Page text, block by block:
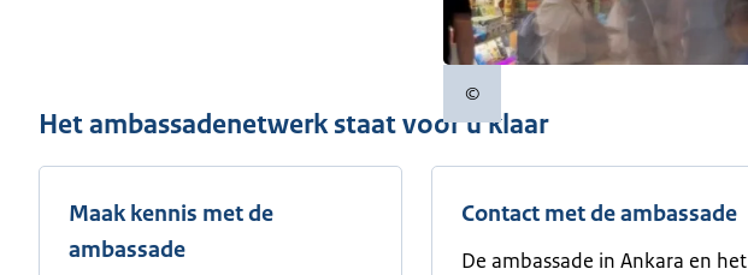
©Copyrightinformatie
Het ambassadenetwerk staat voor u klaar
Maak kennis met de
ambassade
Contact met de ambassade
De ambassade in Ankara en het